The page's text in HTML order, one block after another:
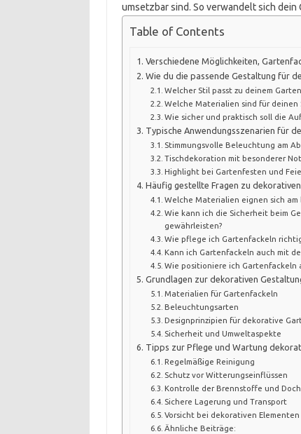
umsetzbar sind. So verwandelt sich dein
Table of Contents
Verschiedene Möglichkeiten,
Wie du die passende Gestaltung für
Welcher Stil passt zu deinem
Welche Materialien sind für deinen
Wie sicher und praktisch soll die
Typische Anwendungsszenarien für
Stimmungsvolle Beleuchtung am
Tischdekoration mit besonderer
Highlight bei Gartenfesten und
Häufig gestellte Fragen zu
Welche Materialien eignen sich
Wie kann ich die Sicherheit beim
gewährleisten?
Wie pflege ich Gartenfackeln
Kann ich Gartenfackeln auch mit
Wie positioniere ich Gartenfackeln
Grundlagen zur dekorativen
Materialien für Gartenfackeln
Beleuchtungsarten
Designprinzipien für dekorative
Sicherheit und Umweltaspekte
Tipps zur Pflege und Wartung
Regelmäßige Reinigung
Schutz vor Witterungseinflüssen
Kontrolle der Brennstoffe und
Sichere Lagerung und Transport
Vorsicht bei dekorativen Elementen
Ähnliche Beiträge: